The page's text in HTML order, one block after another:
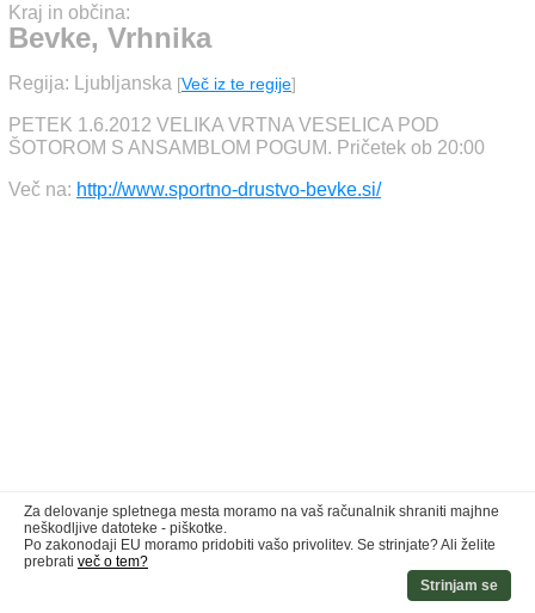
Kraj in občina:
Bevke, Vrhnika
Regija: Ljubljanska [Več iz te regije]
PETEK 1.6.2012 VELIKA VRTNA VESELICA POD
ŠOTOROM S ANSAMBLOM POGUM. Pričetek ob 20:00
Več na: http://www.sportno-drustvo-bevke.si/
Za delovanje spletnega mesta moramo na vaš računalnik shraniti majhne
neškodljive datoteke - piškotke.
Po zakonodaji EU moramo pridobiti vašo privolitev. Se strinjate? Ali želite
prebrati več o tem?
Strinjam se